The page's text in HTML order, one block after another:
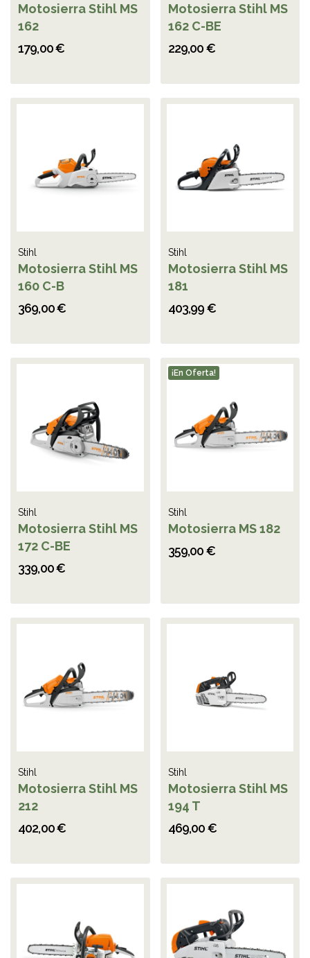
Motosierra Stihl MS
162
179,00 €
Motosierra Stihl MS
162 C-BE
229,00 €
Stihl
Motosierra Stihl MS
160 C-B
369,00 €
Stihl
Motosierra Stihl MS
181
403,99 €
Stihl
Motosierra Stihl MS
172 C-BE
339,00 €
¡En Oferta!
Stihl
Motosierra MS 182
359,00 €
Stihl
Motosierra Stihl MS
212
402,00 €
Stihl
Motosierra Stihl MS
194 T
469,00 €